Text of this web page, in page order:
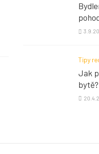
Tipy
Jak
bytě?